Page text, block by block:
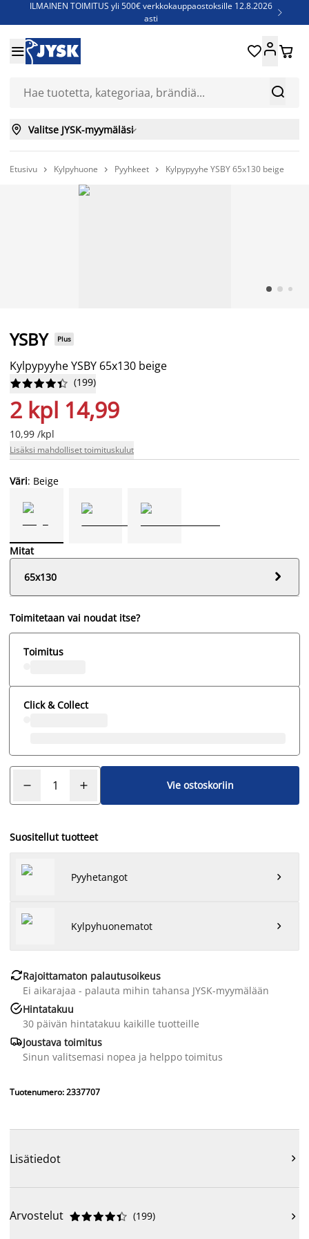
ILMAINEN TOIMITUS yli 500€ verkkokauppaostoksille 12.8.2026
asti

Jenkkisänkyjä - Säästä jopa 60%


 
 Valitse JYSK-myymäläsi
Etusivu  Kylpyhuone  Pyyhkeet  Kylpypyyhe YSBY 65x130 beige
YSBY Plus
Kylpypyyhe YSBY 65x130 beige





 (199)
2 kpl 14,99
10,99 /kpl
Lisäksi mahdolliset toimituskulut
Väri: Beige
Mitat
65x130

Toimitetaan vai noudat itse?
Toimitus
Click & Collect
Vie ostoskoriin
Suositellut tuotteet
Pyyhetangot 
Kylpyhuonematot 
Rajoittamaton palautusoikeus
Ei aikarajaa - palauta mihin tahansa JYSK-myymälään
Hintatakuu
30 päivän hintatakuu kaikille tuotteille
Joustava toimitus
Sinun valitsemasi nopea ja helppo toimitus
Tuotenumero: 2337707
Lisätiedot 
Arvostelut 




 (199) 